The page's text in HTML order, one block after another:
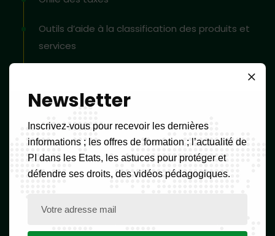
Outils d’aide à la classification des produits et
services
Contact
Actes de l’OAPI
Newsletter
Inscrivez-vous pour recevoir les dernières
informations ; les offres de formation ; l’actualité de
PI dans les Etats, les astuces pour protéger et
défendre ses droits, des vidéos pédagogiques.